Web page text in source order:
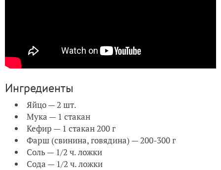
Ингредиенты
Яйцо — 2 шт.
Мука — 1 стакан
Кефир — 1 стакан 200 г
Фарш (свинина, говядина) — 200-300 г
Соль — 1/2 ч. ложки
Сода — 1/2 ч. ложки